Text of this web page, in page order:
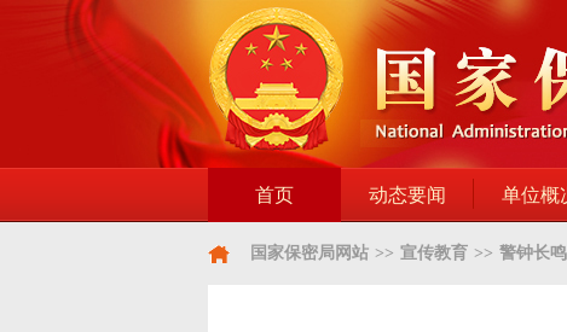
首页 动态要闻 单位概
国家保密局网站 >> 宣传教育 >> 警钟长鸣